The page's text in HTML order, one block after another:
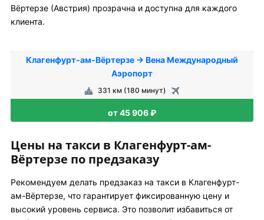
Вёртерзе (Австрия) прозрачна и доступна для каждого
клиента.
Клагенфурт-ам-Вёртерзе → Вена Международный
Аэропорт
331 км (180 минут)
от 45 906 ₽
Цены на такси в Клагенфурт-ам-
Вёртерзе по предзаказу
Рекомендуем делать предзаказ на такси в Клагенфурт-
ам-Вёртерзе, что гарантирует фиксированную цену и
высокий уровень сервиса. Это позволит избавиться от